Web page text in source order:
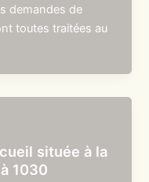
demandes de
toutes traitées au
située à la
1030